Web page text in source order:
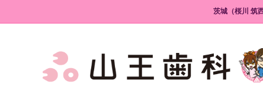
茨城（桜川 筑